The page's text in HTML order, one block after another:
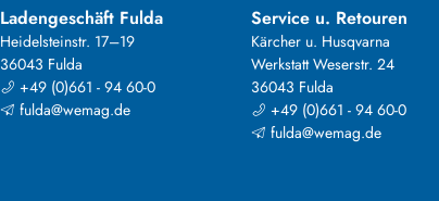
Ladengeschäft Fulda
Heidelsteinstr. 17–19
36043 Fulda
+49 (0)661 - 94 60-0
fulda@wemag.de
Service u. Retouren
Kärcher u. Husqvarna
Werkstatt Weserstr. 24
36043 Fulda
+49 (0)661 - 94 60-0
fulda@wemag.de